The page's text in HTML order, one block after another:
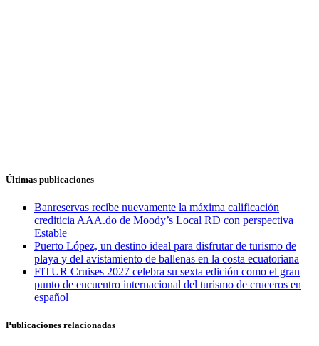
Últimas publicaciones
Banreservas recibe nuevamente la máxima calificación
crediticia AAA.do de Moody’s Local RD con perspectiva
Estable
Puerto López, un destino ideal para disfrutar de turismo de
playa y del avistamiento de ballenas en la costa ecuatoriana
FITUR Cruises 2027 celebra su sexta edición como el gran
punto de encuentro internacional del turismo de cruceros en
español
Publicaciones relacionadas